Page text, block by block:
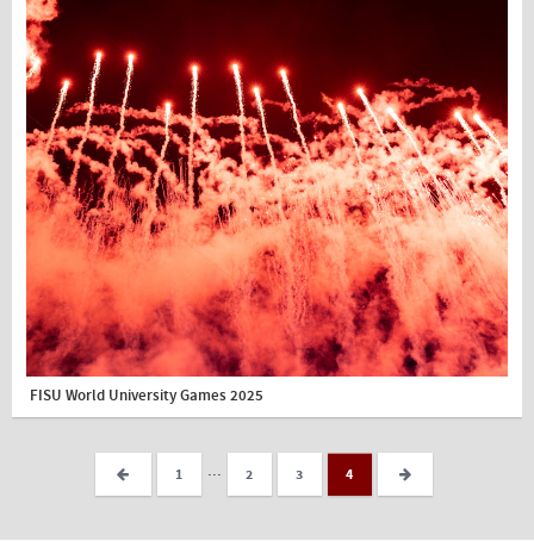
FISU World University Games 2025
1 ... 2 3 4